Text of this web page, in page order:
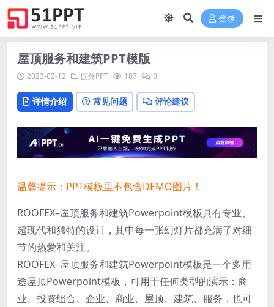
登录
屋顶服务和建筑PPT模版
2023-02-12 国外PPT 187 0
详情介绍 常见问题 评论建议
温馨提示：PPT模板里不包含DEMO图片！
ROOFEX–屋顶服务和建筑Powerpoint模板具有专业、
超现代和独特的设计，其中每一张幻灯片都充满了对细
节的热爱和关注。
ROOFEX–屋顶服务和建筑Powerpoint模板是一个多用
途屋顶Powerpoint模板，可用于任何类型的演示：商
业、投资组合、企业、商业、屋顶、建筑、服务，也可